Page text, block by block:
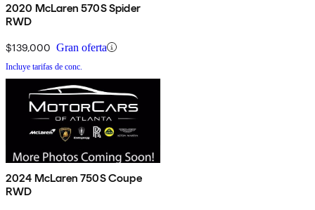
2020 McLaren 570S Spider
RWD
$139,000 Gran oferta
Incluye tarifas de conc.
2024 McLaren 750S Coupe
RWD